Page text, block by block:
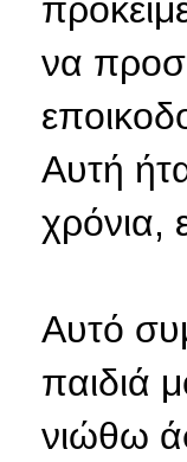
να
Αυτή
χρόνια,
Αυτό
παιδιά
νιώθω